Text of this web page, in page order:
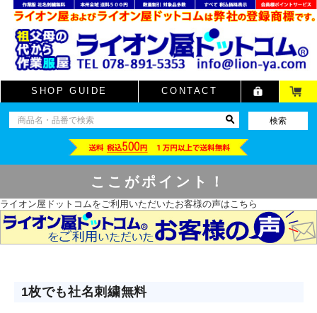
SHOP GUIDE CONTACT
ここがポイント！
ライオン屋ドットコムをご利用いただいたお客様の声はこちら
1枚でも社名刺繍無料